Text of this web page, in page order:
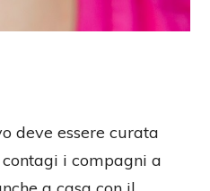
deve essere curata
i compagni a